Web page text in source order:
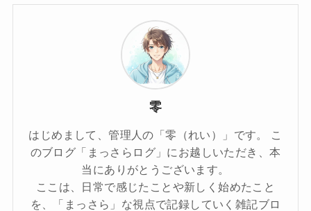
零
はじめまして、管理人の「零（れい）」です。 こ
のブログ「まっさらログ」にお越しいただき、本
当にありがとうございます。
ここは、日常で感じたことや新しく始めたこと
を、「まっさら」な視点で記録していく雑記ブロ